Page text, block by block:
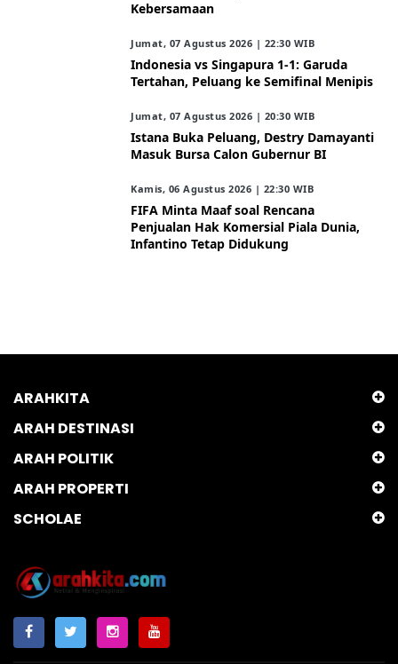
Kebersamaan
Jumat, 07 Agustus 2026 | 22:30 WIB
Indonesia vs Singapura 1-1: Garuda
Tertahan, Peluang ke Semifinal Menipis
Jumat, 07 Agustus 2026 | 20:30 WIB
Istana Buka Peluang, Destry Damayanti
Masuk Bursa Calon Gubernur BI
Kamis, 06 Agustus 2026 | 22:30 WIB
FIFA Minta Maaf soal Rencana
Penjualan Hak Komersial Piala Dunia,
Infantino Tetap Didukung
ARAHKITA
ARAH DESTINASI
ARAH POLITIK
ARAH PROPERTI
SCHOLAE